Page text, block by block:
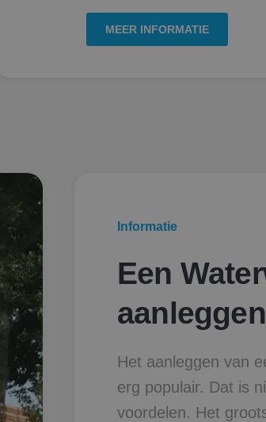
MEER INFORMATIE
Informatie
Een
Het aanleggen van
erg populair. Dat is
voordelen. Het